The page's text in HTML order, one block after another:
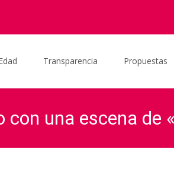
Transparencia Propuestas
una escena de